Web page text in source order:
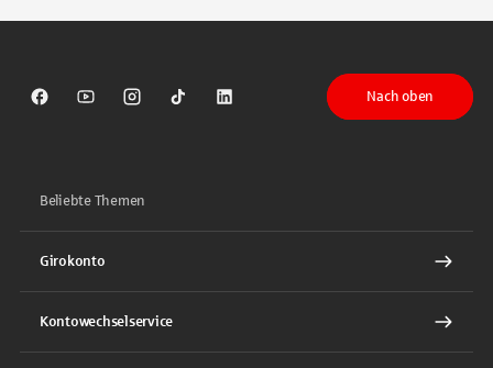
Sparkasse auf Facebook
Sparkasse auf Youtube
Sparkasse auf Instagram
Sparkasse auf TikTok
Sparkasse auf LinkedIn
Nach oben
Beliebte Themen
Girokonto
Kontowechselservice